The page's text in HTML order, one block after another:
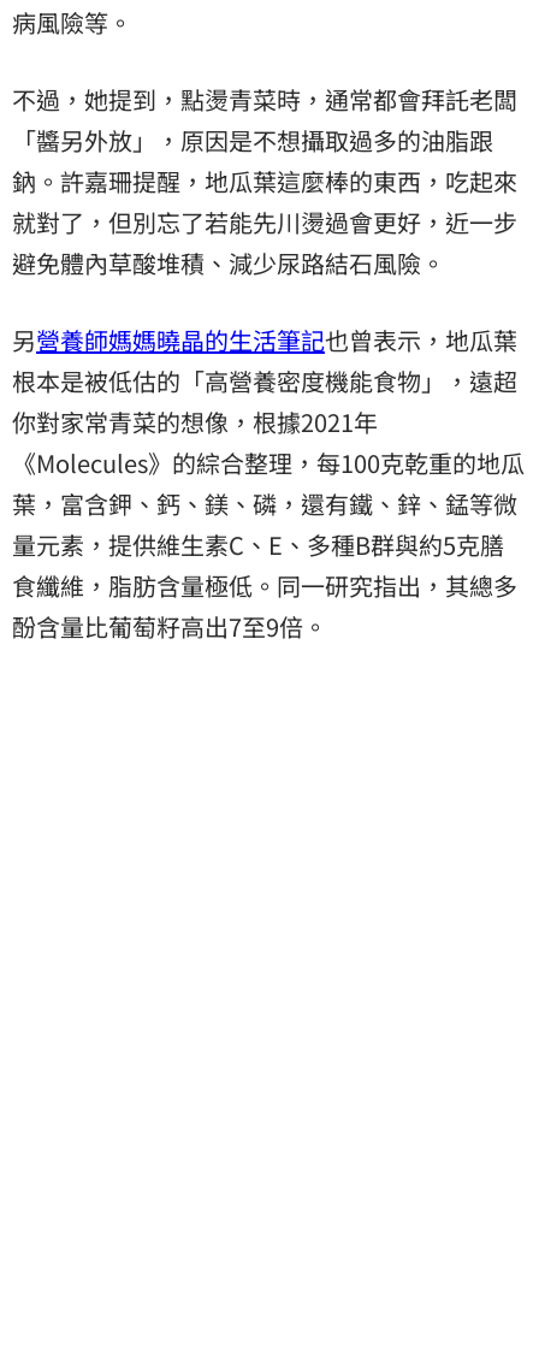
病風險等。
不過，她提到，點燙青菜時，通常都會拜託老闆
「醬另外放」，原因是不想攝取過多的油脂跟
鈉。許嘉珊提醒，地瓜葉這麼棒的東西，吃起來
就對了，但別忘了若能先川燙過會更好，近一步
避免體內草酸堆積、減少尿路結石風險。
另營養師媽媽曉晶的生活筆記也曾表示，地瓜葉
根本是被低估的「高營養密度機能食物」，遠超
你對家常青菜的想像，根據2021年
《Molecules》的綜合整理，每100克乾重的地瓜
葉，富含鉀、鈣、鎂、磷，還有鐵、鋅、錳等微
量元素，提供維生素C、E、多種B群與約5克膳
食纖維，脂肪含量極低。同一研究指出，其總多
酚含量比葡萄籽高出7至9倍。